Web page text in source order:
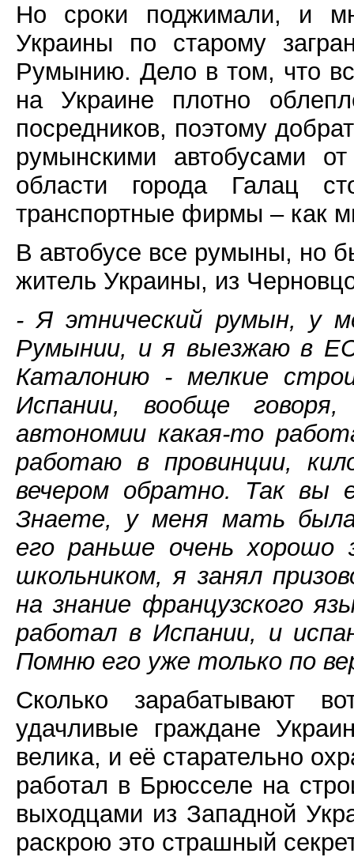
Но сроки поджимали, и
Украины по старому
Румынию. Дело в том, что
на Украине плотно
посредников, поэтому
румынскими автобусами
области города Галац
транспортные фирмы – как
В автобусе все румыны, но
житель Украины, из
- Я этнический румын, у
Румынии, и я выезжаю в
Каталонию - мелкие
Испании, вообще
автономии какая-то
работаю в провинции,
вечером обратно. Так вы
Знаете, у меня мать была
его раньше очень хорошо
школьником, я занял
на знание французского
работал в Испании, и
Помню его уже только по
Сколько зарабатывают
удачливые граждане
велика, и её старательно
работал в Брюсселе на
выходцами из Западной
раскрою это страшный